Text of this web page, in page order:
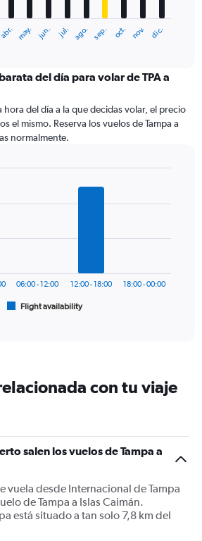
abr. may. jun. jul. ago. sep. oct. nov. dic.
del día para volar de TPA a
del día a la que decidas volar, el precio
el mismo. Reserva los vuelos de Tampa a
normalmente.
Flight availability
06:00 - 12:00 12:00 - 18:00 18:00 - 00:00
con tu viaje
salen los vuelos de Tampa a
vuela desde Internacional de Tampa
de Tampa a Islas Caimán.
está situado a tan solo 7,8 km del